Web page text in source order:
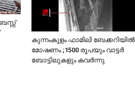
ബസ്സ്
കുന്നംകുളം ഫാമിലി ബേക്കറിയില്‍
മോഷണം ;1500 രൂപയും വാട്ടര്‍
ബോട്ടിലുകളും കവര്‍ന്നു